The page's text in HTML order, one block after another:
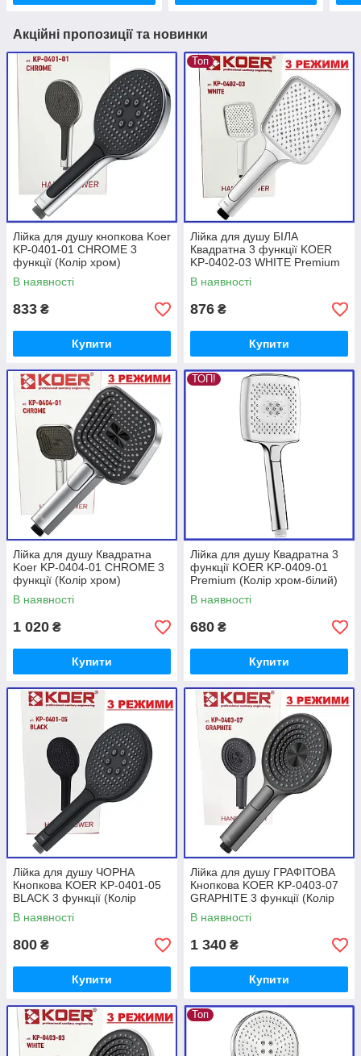
Акційні пропозиції та новинки
Лійка для душу кнопкова Koer
KP-0401-01 CHROME 3
функції (Колір хром)
В наявності
833 ₴
Купити
Топ
Лійка для душу БІЛА
Квадратна 3 функції KOER
KP-0402-03 WHITE Premium
(Колір білий)
В наявності
876 ₴
Купити
Лійка для душу Квадратна
Koer KP-0404-01 CHROME 3
функції (Колір хром)
В наявності
1 020 ₴
Купити
ТОП!
Лійка для душу Квадратна 3
функції KOER KP-0409-01
Premium (Колір хром-білий)
В наявності
680 ₴
Купити
Лійка для душу ЧОРНА
Кнопкова KOER KP-0401-05
BLACK 3 функції (Колір
чорний)
В наявності
800 ₴
Купити
Лійка для душу ГРАФІТОВА
Кнопкова KOER KP-0403-07
GRAPHITE 3 функції (Колір
графіт)
В наявності
1 340 ₴
Купити
Топ